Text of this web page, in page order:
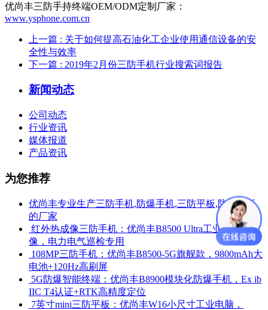
优尚丰三防手持终端OEM/ODM定制厂家：
www.ysphone.com.cn
上一篇 : 关于如何提高石油化工企业使用通信设备的安
全性与效率
下一篇 : 2019年2月份三防手机行业搜索词报告
新闻动态
公司动态
行业资讯
媒体报道
产品资讯
为您推荐
优尚丰专业生产三防手机,防爆手机,三防平板,防爆平板
的厂家
​ 红外热成像三防手机：优尚丰B8500 Ultra工业测温热成
像，电力电气巡检专用
​ 108MP三防手机：优尚丰B8500-5G旗舰款，9800mAh大
电池+120Hz高刷屏
​ 5G防爆智能终端：优尚丰B8900模块化防爆手机，Ex ib
IIC T4认证+RTK高精度定位
​ 7英寸mini三防平板：优尚丰W16小尺寸工业电脑，